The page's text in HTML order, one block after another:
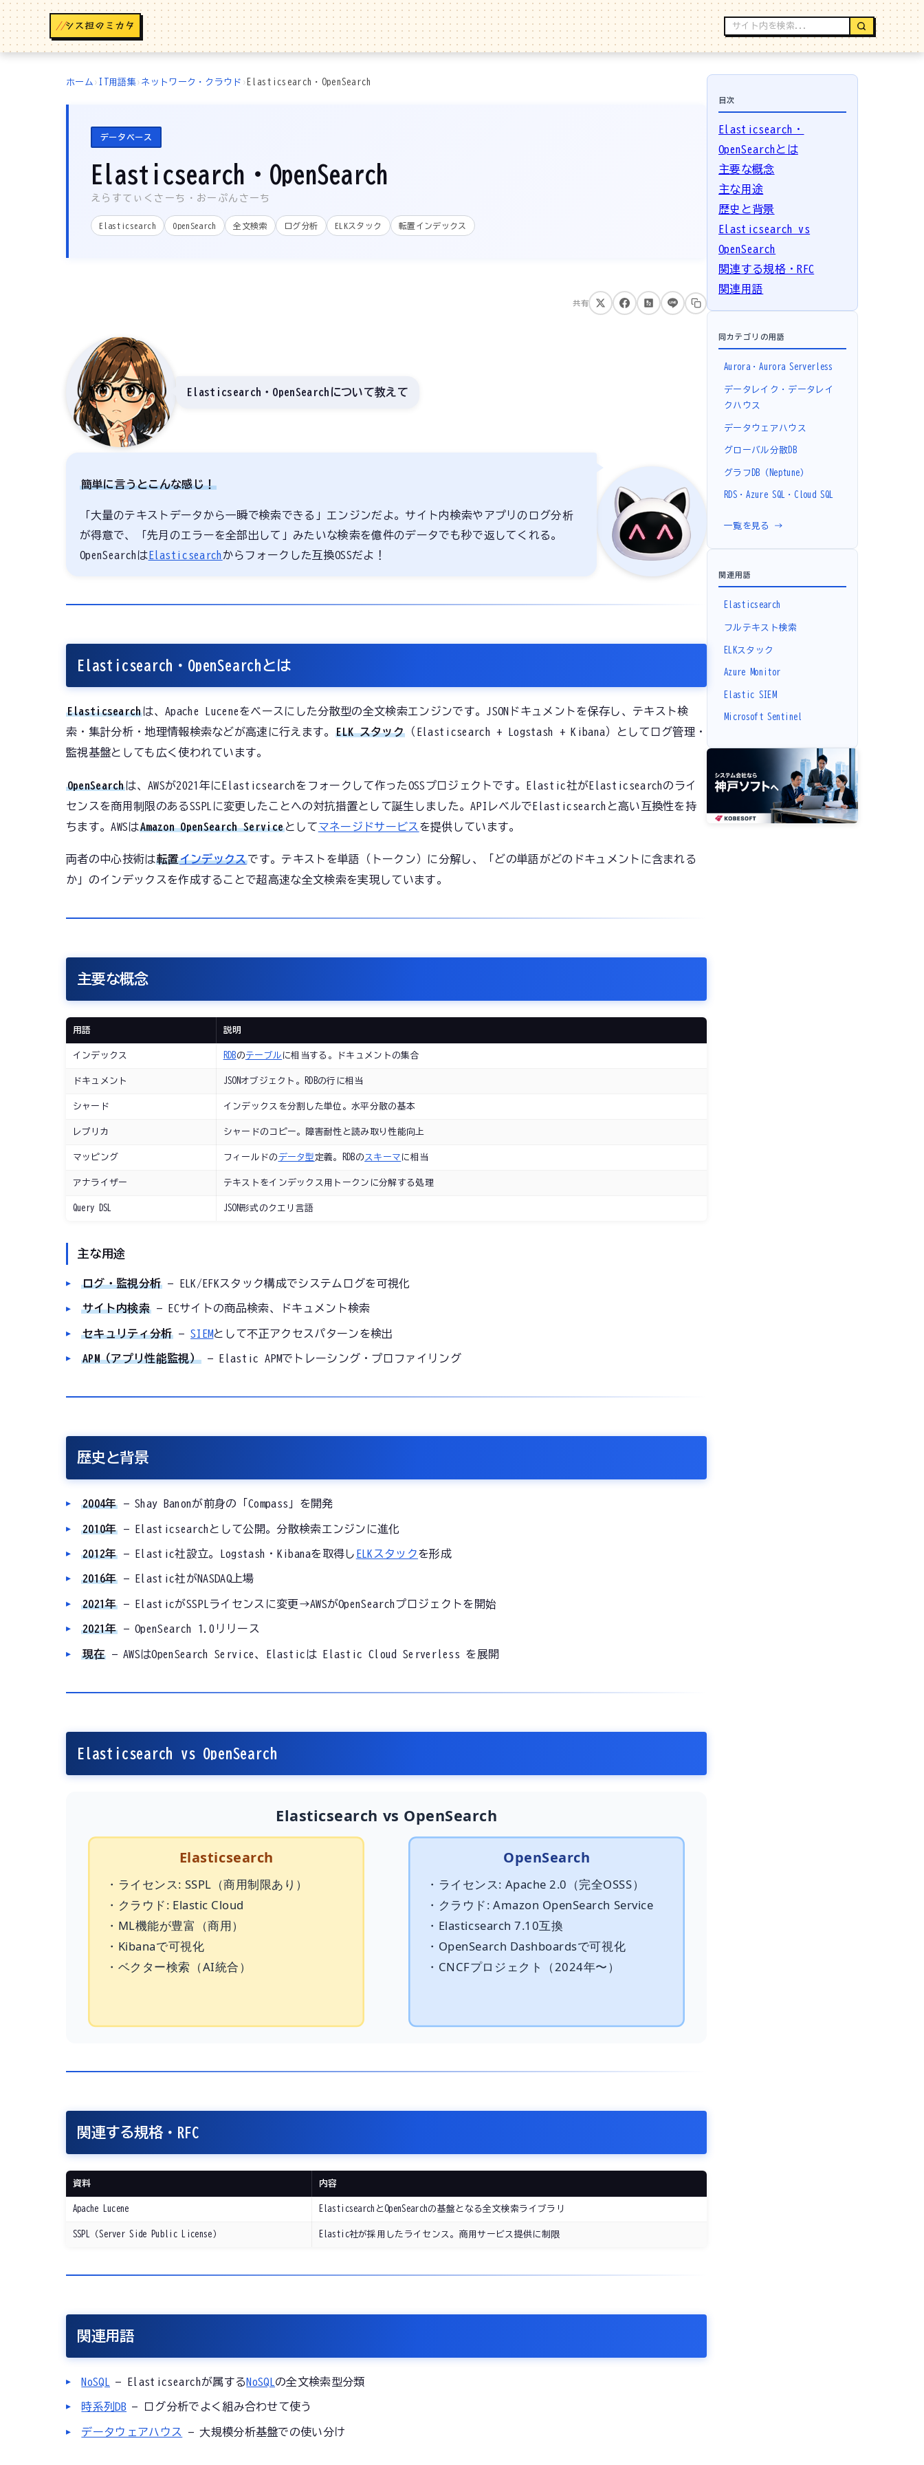
//
ホーム › IT用語集› ネットワーク・クラウド › Elasticsearch・OpenSearch
データベース
Elasticsearch・OpenSearch
えらすてぃくさーち・おーぷんさーち
Elasticsearch OpenSearch 全文検索 ログ分析 ELKスタック 転置インデックス
共有
Elasticsearch・OpenSearchについて教えて
簡単に言うとこんな感じ！
「大量のテキストデータから一瞬で検索できる」エンジンだよ。サイト内検索やアプリのログ分析
が得意で、「先月のエラーを全部出して」みたいな検索を億件のデータでも秒で返してくれる。
OpenSearchは Elasticsearch からフォークした互換OSSだよ！
Elasticsearch・OpenSearchとは
Elasticsearchは、Apache Luceneをベースにした分散型の全文検索エンジンです。JSONドキュメントを保存し、テキスト検
索・集計分析・地理情報検索などが高速に行えます。 ELK スタック （Elasticsearch + Logstash + Kibana）としてログ管理・
監視基盤としても広く使われています。
OpenSearchは、AWSが2021年にElasticsearchをフォークして作ったOSSプロジェクトです。Elastic社がElasticsearchのライ
センスを商用制限のあるSSPLに変更したことへの対抗措置として誕生しました。APIレベルでElasticsearchと高い互換性を持
ちます。AWSはAmazon OpenSearch Serviceとしてマネージドサービス を提供しています。
両者の中心技術は転置インデックスです。テキストを単語（トークン）に分解し、「どの単語がどのドキュメントに含まれる
か」のインデックスを作成することで超高速な全文検索を実現しています。
主要な概念
用語 説明
インデックス RDBのテーブル に相当する。ドキュメントの集合
ドキュメント JSONオブジェクト。RDBの行に相当
シャード インデックスを分割した単位。水平分散の基本
レプリカ シャードのコピー。障害耐性と読み取り性能向上
マッピング フィールドの データ型 定義。RDBの スキーマ に相当
アナライザー テキストをインデックス用トークンに分解する処理
Query DSL JSON形式のクエリ言語
主な用途
ログ・監視分析— ELK/EFKスタック構成でシステムログを可視化
サイト内検索— ECサイトの商品検索、ドキュメント検索
セキュリティ分析 —SIEMとして不正アクセスパターンを検出
APM（アプリ性能監視） — Elastic APMでトレーシング・プロファイリング
歴史と背景
2004年 — Shay Banonが前身の「Compass」を開発
2010年 — Elasticsearchとして公開。分散検索エンジンに進化
2012年 — Elastic社設立。Logstash・Kibanaを取得し ELKスタックを形成
2016年 — Elastic社がNASDAQ上場
2021年 — ElasticがSSPLライセンスに変更→AWSがOpenSearchプロジェクトを開始
2021年 — OpenSearch 1.0リリース
現在 — AWSはOpenSearch Service、Elasticは Elastic Cloud Serverless を展開
Elasticsearch vs OpenSearch
Elasticsearch vs OpenSearch
Elasticsearch
・ライセンス: SSPL（商用制限あり）
・クラウド: Elastic Cloud
・ML機能が豊富（商用）
・Kibanaで可視化
・ベクター検索（AI統合）
OpenSearch
・ライセンス: Apache 2.0（完全OSSS）
・クラウド: Amazon OpenSearch Service
・Elasticsearch 7.10互換
・OpenSearch Dashboardsで可視化
・CNCFプロジェクト（2024年〜）
関連する規格・RFC
資料 内容
Apache Lucene ElasticsearchとOpenSearchの基盤となる全文検索ライブラリ
SSPL（Server Side Public License） Elastic社が採用したライセンス。商用サービス提供に制限
関連用語
NoSQL — Elasticsearchが属する NoSQL の全文検索型分類
時系列DB — ログ分析でよく組み合わせて使う
データウェアハウス — 大規模分析基盤での使い分け
目次
Elasticsearch・
OpenSearchとは
主要な概念
主な用途
歴史と背景
Elasticsearch vs
OpenSearch
関連する規格・RFC
関連用語
同カテゴリの用語
Aurora・Aurora Serverless
データレイク・データレイ
クハウス
データウェアハウス
グローバル分散DB
グラフDB（Neptune）
RDS・Azure SQL・Cloud SQL
一覧を見る →
関連用語
Elasticsearch
フルテキスト検索
ELKスタック
Azure Monitor
Elastic SIEM
Microsoft Sentinel